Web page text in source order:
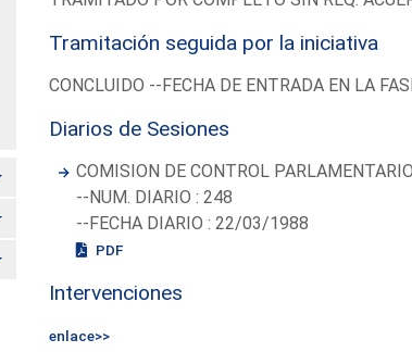
Alternar
Alternar
Alternar
Tramitación seguida por la iniciativa
CONCLUIDO --FECHA DE ENTRADA EN LA
Diarios de Sesiones
COMISION DE CONTROL
--NUM. DIARIO : 248
--FECHA DIARIO : 22/03/1988
PDF
Intervenciones
enlace>>